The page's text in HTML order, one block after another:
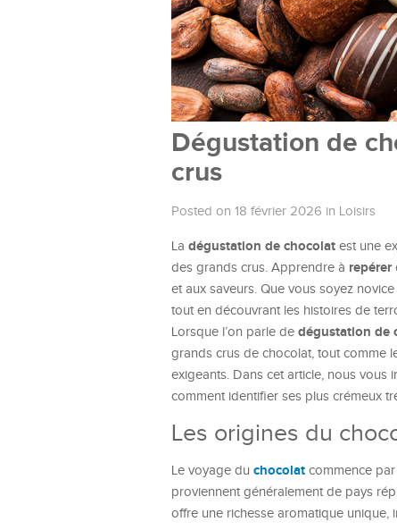
Dégustation de
crus
Posted on 18 février 2026 in Loisirs
La dégustation de chocolat est une
des grands crus. Apprendre à repérer
et aux saveurs. Que vous soyez
tout en découvrant les histoires de
Lorsque l’on parle de dégustation de
grands crus de chocolat, tout comme
exigeants. Dans cet article, nous vous
comment identifier ses plus crémeux
Les origines du
Le voyage du chocolat commence par
proviennent généralement de pays
offre une richesse aromatique unique,